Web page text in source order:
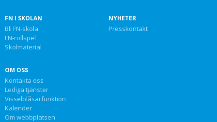
FN I SKOLAN
Bli FN-skola
FN-rollspel
Skolmaterial
NYHETER
Presskontakt
OM OSS
Kontakta oss
Lediga tjänster
Visselblåsarfunktion
Kalender
Om webbplatsen